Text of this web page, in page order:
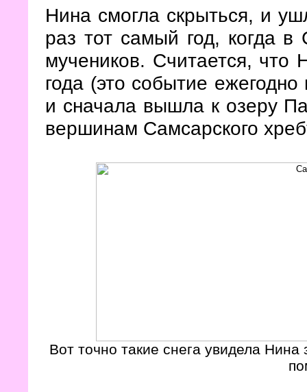
Нина смогла скрыться, и
раз тот самый год, когда в
мучеников. Считается,
года (это событие ежегодно
и сначала вышла к озеру
вершинам Самсарского
Вот точно такие снега увидела